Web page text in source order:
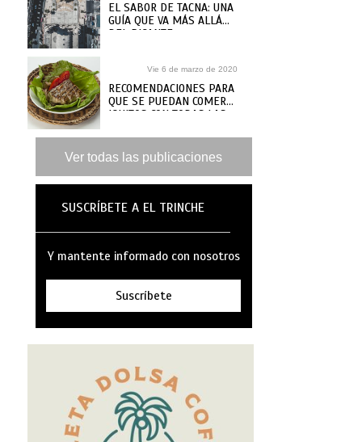
EL SABOR DE TACNA: UNA
GUÍA QUE VA MÁS ALLÁ
DEL PICANTE
Vie 6 de marzo de 2020
RECOMENDACIONES PARA
QUE SE PUEDAN COMER
IQUITOS CON TODAS LAS
Ver todas las publicaciones
SUSCRÍBETE A EL TRINCHE
Y mantente informado con nosotros
Suscríbete